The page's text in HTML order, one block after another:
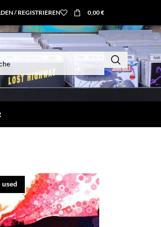
/ REGISTRIEREN 0,00€
used